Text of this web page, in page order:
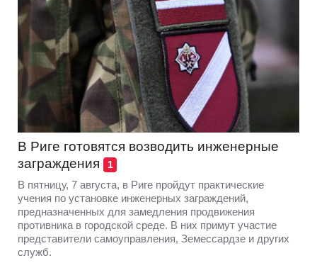
В Риге готовятся возводить инженерные
заграждения
1
В пятницу, 7 августа, в Риге пройдут практические
учения по установке инженерных заграждений,
предназначенных для замедления продвижения
противника в городской среде. В них примут участие
представители самоуправления, Земессардзе и других
служб.